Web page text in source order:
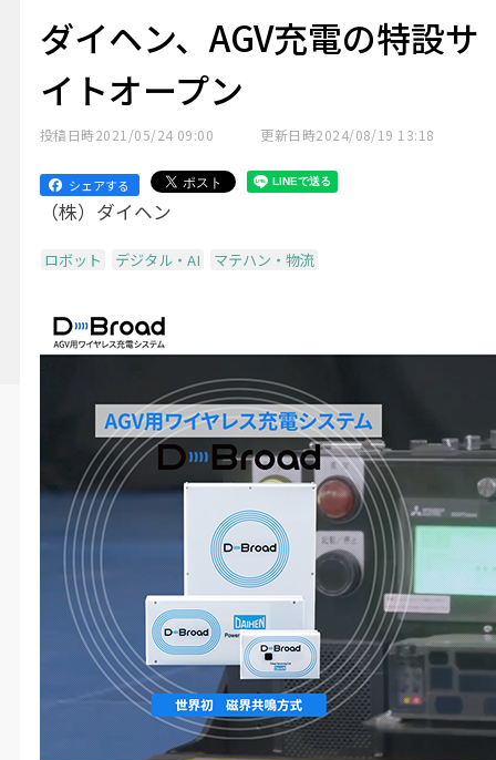
ダイヘン、AGV充電の特設サ
イトオープン
投稿日時2021/05/24 09:00 更新日時2024/08/19 13:18
シェアする
（株）ダイヘン
ロボット デジタル・AI マテハン・物流